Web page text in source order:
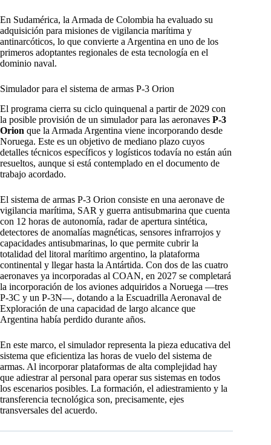
En Sudamérica, la Armada de Colombia ha evaluado su
adquisición para misiones de vigilancia marítima y
antinarcóticos, lo que convierte a Argentina en uno de los
primeros adoptantes regionales de esta tecnología en el
dominio naval.
Simulador para el sistema de armas P-3 Orion
El programa cierra su ciclo quinquenal a partir de 2029 con
la posible provisión de un simulador para las aeronaves P-3
Orion que la Armada Argentina viene incorporando desde
Noruega. Este es un objetivo de mediano plazo cuyos
detalles técnicos específicos y logísticos todavía no están aún
resueltos, aunque si está contemplado en el documento de
trabajo acordado.
El sistema de armas P-3 Orion consiste en una aeronave de
vigilancia marítima, SAR y guerra antisubmarina que cuenta
con 12 horas de autonomía, radar de apertura sintética,
detectores de anomalías magnéticas, sensores infrarrojos y
capacidades antisubmarinas, lo que permite cubrir la
totalidad del litoral marítimo argentino, la plataforma
continental y llegar hasta la Antártida. Con dos de las cuatro
aeronaves ya incorporadas al COAN, en 2027 se completará
la incorporación de los aviones adquiridos a Noruega —tres
P-3C y un P-3N—, dotando a la Escuadrilla Aeronaval de
Exploración de una capacidad de largo alcance que
Argentina había perdido durante años.
En este marco, el simulador representa la pieza educativa del
sistema que eficientiza las horas de vuelo del sistema de
armas. Al incorporar plataformas de alta complejidad hay
que adiestrar al personal para operar sus sistemas en todos
los escenarios posibles. La formación, el adiestramiento y la
transferencia tecnológica son, precisamente, ejes
transversales del acuerdo.​